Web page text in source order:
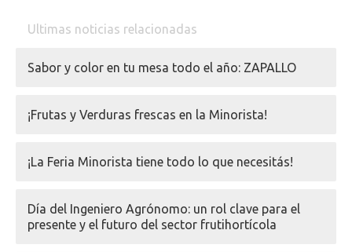
Ultimas noticias relacionadas
Sabor y color en tu mesa todo el año: ZAPALLO
¡Frutas y Verduras frescas en la Minorista!
¡La Feria Minorista tiene todo lo que necesitás!
Día del Ingeniero Agrónomo: un rol clave para el
presente y el futuro del sector frutihortícola